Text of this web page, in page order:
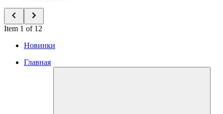
Item 1 of 12
Новинки
Главная